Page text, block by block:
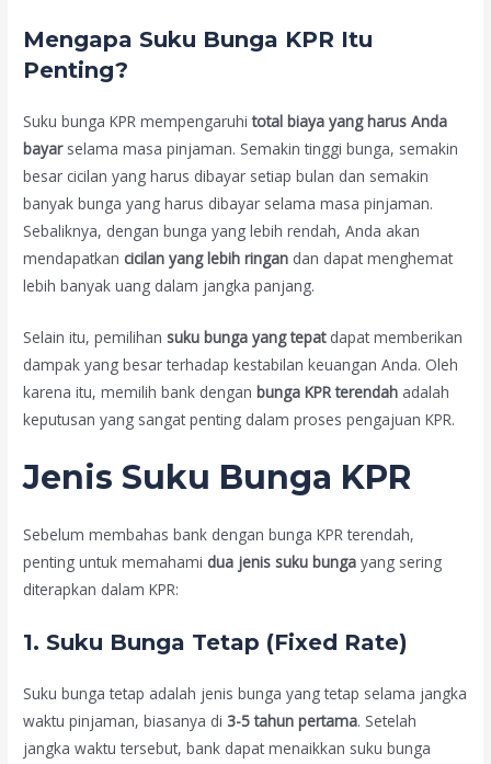
Mengapa Suku Bunga KPR Itu
Penting?
Suku bunga KPR mempengaruhitotal biaya yang harus Anda
bayarselama masa pinjaman. Semakin tinggi bunga, semakin
besar cicilan yang harus dibayar setiap bulan dan semakin
banyak bunga yang harus dibayar selama masa pinjaman.
Sebaliknya, dengan bunga yang lebih rendah, Anda akan
mendapatkancicilan yang lebih ringan dan dapat menghemat
lebih banyak uang dalam jangka panjang.
Selain itu, pemilihansuku bunga yang tepatdapat memberikan
dampak yang besar terhadap kestabilan keuangan Anda. Oleh
karena itu, memilih bank denganbunga KPR terendah adalah
keputusan yang sangat penting dalam proses pengajuan KPR.
Jenis Suku Bunga KPR
Sebelum membahas bank dengan bunga KPR terendah,
penting untuk memahami dua jenis suku bunga yang sering
diterapkan dalam KPR:
1. Suku Bunga Tetap (Fixed Rate)
Suku bunga tetap adalah jenis bunga yang tetap selama jangka
waktu pinjaman, biasanya di3-5 tahun pertama. Setelah
jangka waktu tersebut, bank dapat menaikkan suku bunga